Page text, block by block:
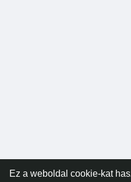
Ez a weboldal cookie-kat